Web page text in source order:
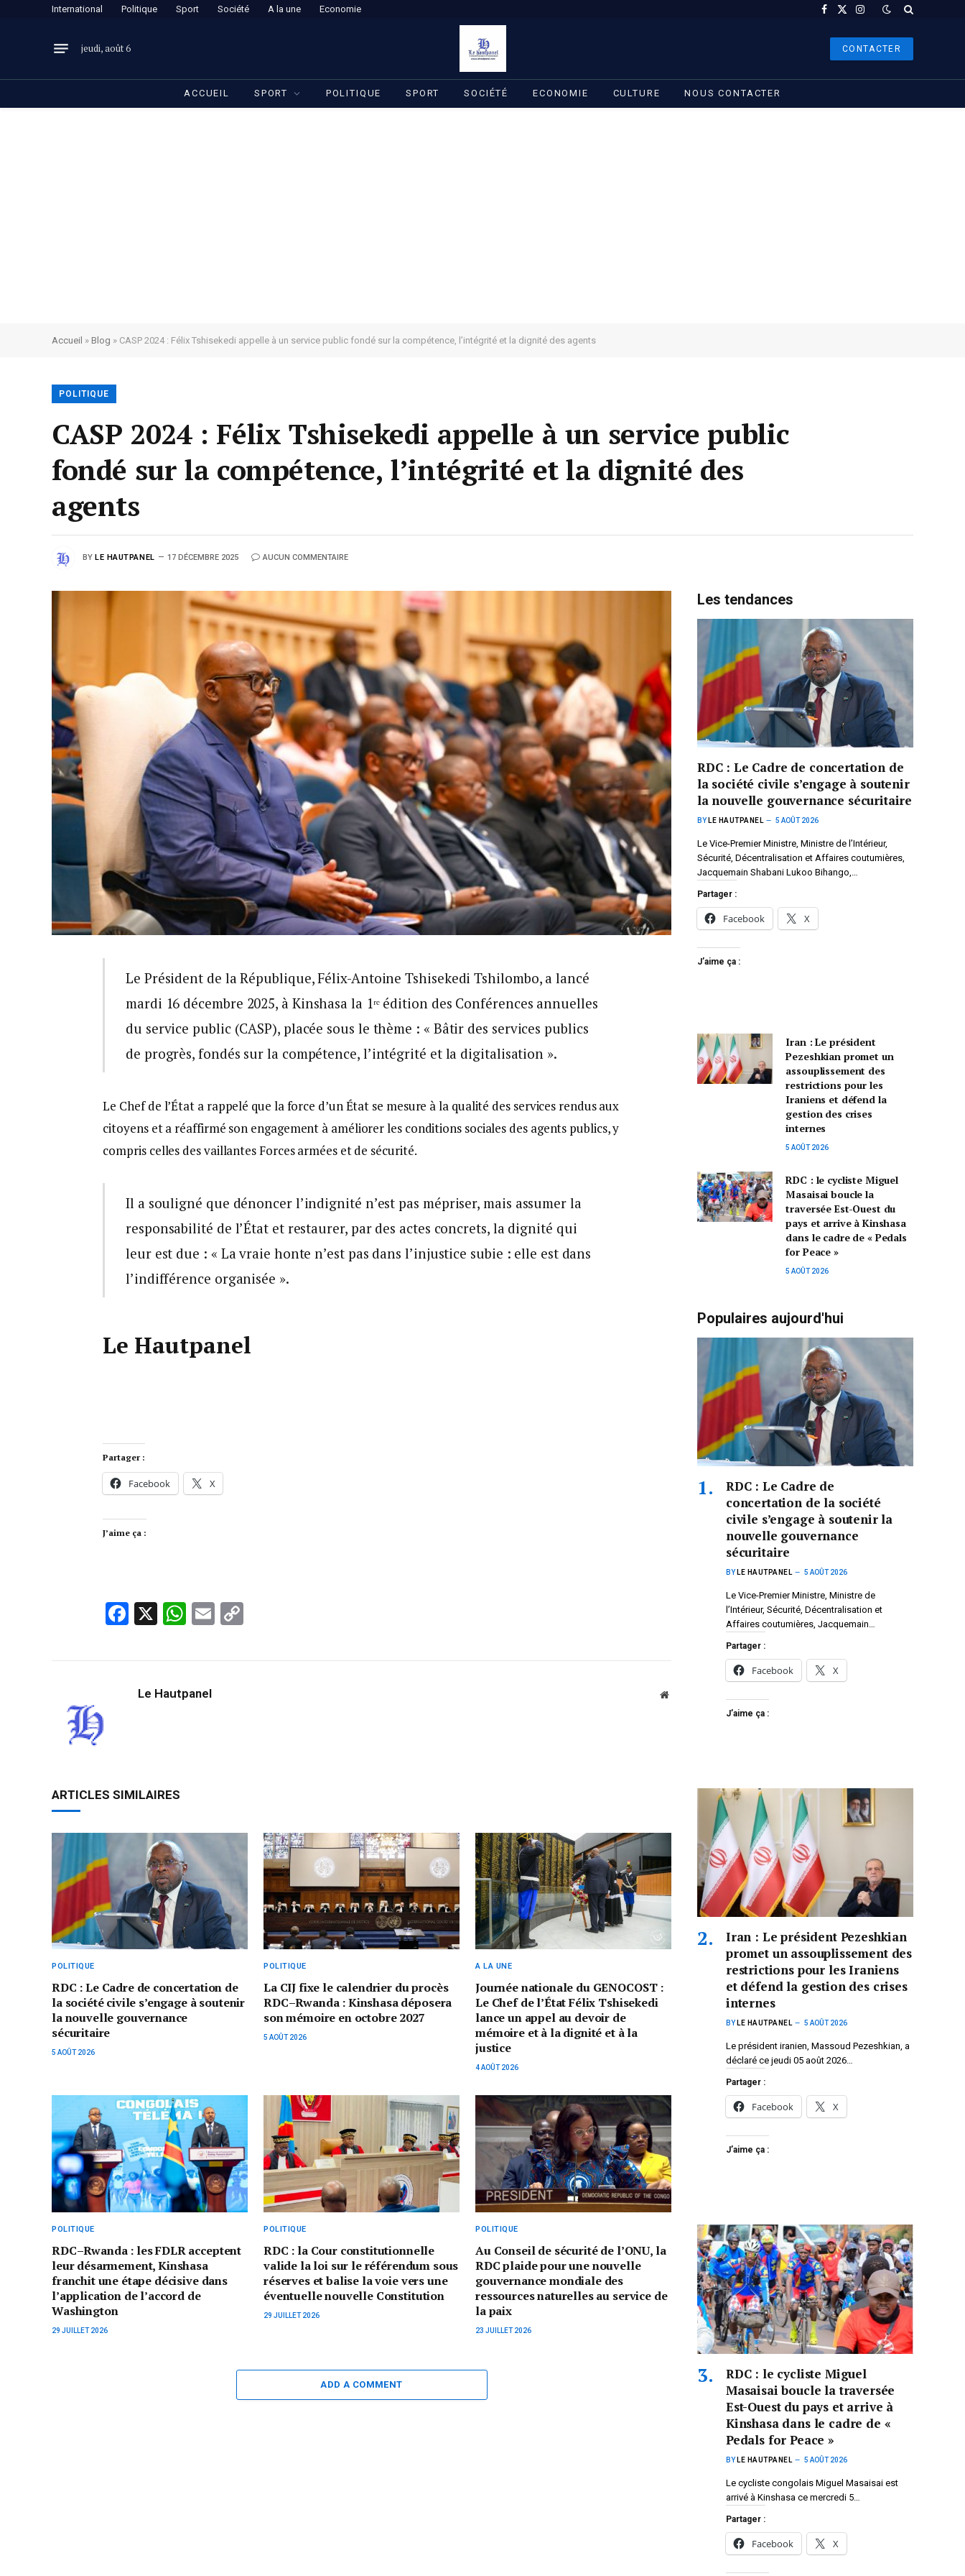
International Politique Sport Société A la une Economie Facebook
X
Instagram
jeudi, août 6 CONTACTER
ACCUEIL SPORT POLITIQUE SPORT SOCIÉTÉ ECONOMIE CULTURE NOUS CONTACTER
Accueil » Blog » CASP 2024 : Félix Tshisekedi appelle à un service public fondé sur la compétence, l’intégrité et la dignité des agents
POLITIQUE
CASP 2024 : Félix Tshisekedi appelle à un service public
fondé sur la compétence, l’intégrité et la dignité des
agents
BY LE HAUTPANEL 17 DÉCEMBRE 2025 AUCUN COMMENTAIRE
Le Président de la République, Félix-Antoine Tshisekedi Tshilombo, a lancé
mardi 16 décembre 2025, à Kinshasa la 1ʳᵉ édition des Conférences annuelles
du service public (CASP), placée sous le thème : « Bâtir des services publics
de progrès, fondés sur la compétence, l’intégrité et la digitalisation ».
Le Chef de l’État a rappelé que la force d’un État se mesure à la qualité des services rendus aux
citoyens et a réaffirmé son engagement à améliorer les conditions sociales des agents publics, y
compris celles des vaillantes Forces armées et de sécurité.
Il a souligné que dénoncer l’indignité n’est pas mépriser, mais assumer la
responsabilité de l’État et restaurer, par des actes concrets, la dignité qui
leur est due : « La vraie honte n’est pas dans l’injustice subie : elle est dans
l’indifférence organisée ».
Le Hautpanel
Partager :
Facebook X
J’aime ça :
Facebook
X WhatsApp
Email
Le Hautpanel Website
ARTICLES SIMILAIRES
POLITIQUE
RDC : Le Cadre de concertation de
la société civile s’engage à soutenir
la nouvelle gouvernance
sécuritaire
5 AOÛT 2026
POLITIQUE
La CIJ fixe le calendrier du procès
RDC–Rwanda : Kinshasa déposera
son mémoire en octobre 2027
5 AOÛT 2026
A LA UNE
Journée nationale du GENOCOST :
Le Chef de l’État Félix Tshisekedi
lance un appel au devoir de
mémoire et à la dignité et à la
justice
4 AOÛT 2026
POLITIQUE
RDC–Rwanda : les FDLR acceptent
leur désarmement, Kinshasa
franchit une étape décisive dans
l’application de l’accord de
Washington
29 JUILLET 2026
POLITIQUE
RDC : la Cour constitutionnelle
valide la loi sur le référendum sous
réserves et balise la voie vers une
éventuelle nouvelle Constitution
29 JUILLET 2026
POLITIQUE
Au Conseil de sécurité de l’ONU, la
RDC plaide pour une nouvelle
gouvernance mondiale des
ressources naturelles au service de
la paix
23 JUILLET 2026
ADD A COMMENT
Les tendances
RDC : Le Cadre de concertation de
la société civile s’engage à soutenir
la nouvelle gouvernance sécuritaire
BY LE HAUTPANEL 5 AOÛT 2026
Le Vice-Premier Ministre, Ministre de l’Intérieur,
Sécurité, Décentralisation et Affaires coutumières,
Jacquemain Shabani Lukoo Bihango,…
Partager :
Facebook X
J’aime ça :
Iran : Le président
Pezeshkian promet un
assouplissement des
restrictions pour les
Iraniens et défend la
gestion des crises
internes
5 AOÛT 2026
RDC : le cycliste Miguel
Masaisai boucle la
traversée Est-Ouest du
pays et arrive à Kinshasa
dans le cadre de « Pedals
for Peace »
5 AOÛT 2026
Populaires aujourd'hui
RDC : Le Cadre de
concertation de la société
civile s’engage à soutenir la
nouvelle gouvernance
sécuritaire
BY LE HAUTPANEL 5 AOÛT 2026
Le Vice-Premier Ministre, Ministre de
l’Intérieur, Sécurité, Décentralisation et
Affaires coutumières, Jacquemain…
Partager :
Facebook X
J’aime ça :
Iran : Le président Pezeshkian
promet un assouplissement des
restrictions pour les Iraniens
et défend la gestion des crises
internes
BY LE HAUTPANEL 5 AOÛT 2026
Le président iranien, Massoud Pezeshkian, a
déclaré ce jeudi 05 août 2026…
Partager :
Facebook X
J’aime ça :
RDC : le cycliste Miguel
Masaisai boucle la traversée
Est-Ouest du pays et arrive à
Kinshasa dans le cadre de «
Pedals for Peace »
BY LE HAUTPANEL 5 AOÛT 2026
Le cycliste congolais Miguel Masaisai est
arrivé à Kinshasa ce mercredi 5…
Partager :
Facebook X